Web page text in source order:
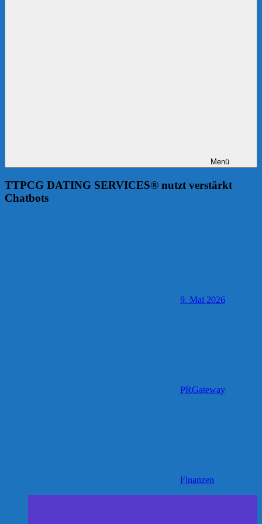
Menü
TTPCG DATING SERVICES® nutzt verstärkt
Chatbots
9. Mai 2026
PRGateway
Finanzen